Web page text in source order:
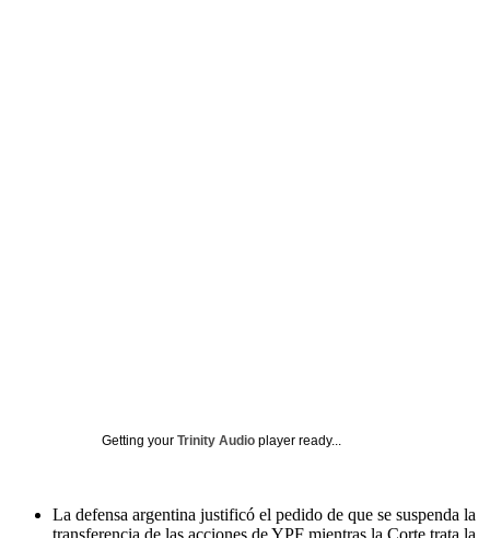
Getting your Trinity Audio player ready...
La defensa argentina justificó el pedido de que se suspenda la
transferencia de las acciones de YPF mientras la Corte trata la